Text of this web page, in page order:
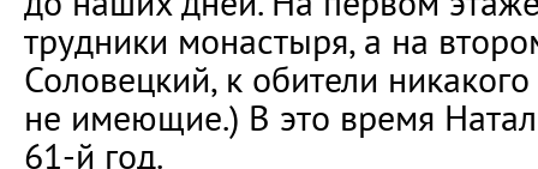
трудники монастыря, а на
Соловецкий, к обители
не имеющие.) В это время
61-й год.